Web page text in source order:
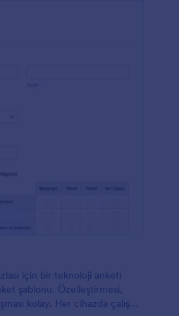
için bir teknoloji anketi
şablonu. Özelleştirmesi,
kolay. Her cihazda çalışır.